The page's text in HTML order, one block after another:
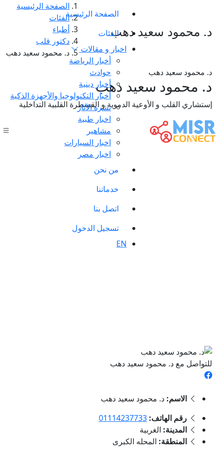
الصفحة الرئيسية
الفئات
اخبار و مقالات
أخبار الرياضة
حوادث
أخبار دينية
أخبار التكنولوجيا والأجهزة الذكية
نشرة الآثار
اخبار طبية
مشاهير
اخبار السيارات
اخبار مصر
من نحن
خدماتنا
اتصل بنا
تسجيل الدخول
EN
د. محمود سعيد دهب
الصفحة الرئيسية
الفئات
أطباء
دكتور قلب
د. محمود سعيد دهب
د. محمود سعيد دهب
د. محمود سعيد دهب
إستشاري القلب و الأوعية الدموية و القسطرة القلبية التداخلية
للتواصل مع د. محمود سعيد دهب
الاسم: د. محمود سعيد دهب
رقم الهاتف: 01114237733
المدينة: الغربية
المنطقة: المحله الكبرى